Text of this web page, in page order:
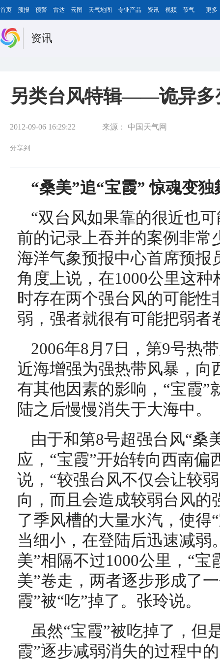
首页 预报 预警 雷达 云图 天气地图 专业产品 资讯 视频 节气 更多
资讯
另类台风特辑——诡异多
2012-09-06 16:29:22 来源： 中国天气网
分享到
“桑美”追“宝霞” 惊魂变独
“双台风如果靠的很近也
前的记录上吞并的案例非常
海洋气象预报中心首席预报
角度上说，在1000公里这
时存在两个强台风的可能性
弱，强者就很有可能把弱者
2006年8月7日，第9号热
近海增强为强热带风暴，向
有其他因素的影响，“宝霞”
陆之后慢慢消失于大海中。
由于和第8号超强台风“桑
应，“宝霞”开始转向西南偏
说，“较强台风不仅会让较
向，而且会造成较弱台风的
了季风槽的大量水汽，使得
当细小，在登陆后迅速减弱
美”相隔不过1000公里，“宝
美”卷走，两者逐步形成了
霞”被“吃”掉了。张玲说。
虽然“宝霞”被吃掉了，但
霞”逐步减弱消失的过程中